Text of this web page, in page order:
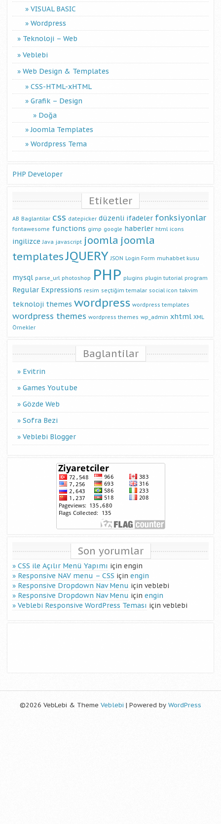
VISUAL BASIC
Wordpress
Teknoloji – Web
Veblebi
Web Design & Templates
CSS-HTML-xHTML
Grafik – Design
Doğa
Joomla Templates
Wordpress Tema
PHP Developer
Etiketler
AB Baglantilar css datepicker düzenli ifadeler fonksiyonlar
fontawesome functions gimp google haberler html icons
ingilizce Java javascript joomla joomla
templatesJQUERY JSON Login Form muhabbet kusu
mysql parse_url photoshop PHP plugins plugin tutorial program
Regular Expressions resim seçtiğim temalar social icon takvim
teknoloji themes wordpress wordpress templates
wordpress themes wordpress themes wp_admin xhtml XML
Örnekler
Baglantilar
Evitrin
Games Youtube
Gözde Web
Sofra Bezi
Veblebi Blogger
Son yorumlar
CSS ile Açılır Menü Yapımı için engin
Responsive NAV menu – CSS için engin
Responsive Dropdown Nav Menu için veblebi
Responsive Dropdown Nav Menu için engin
Veblebi Responsive WordPress Teması için veblebi
©2026 VebLebi & Theme Veblebi | Powered by WordPress